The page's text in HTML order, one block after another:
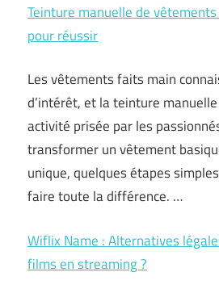
Teinture manuelle de
pour réussir
Les vêtements faits main
d’intérêt, et la teinture
activité prisée par les
transformer un vêtement
unique, quelques étapes
faire toute la différence. …
Wiflix Name : Alternatives
films en streaming ?